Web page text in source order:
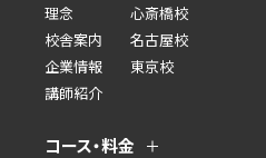
理念
校舎案内
企業情報
講師紹介
心斎橋校
名古屋校
東京校
コース・料金